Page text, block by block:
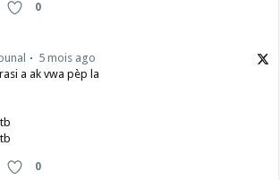
0
5 mois ago
a ak vwa pèp la
0